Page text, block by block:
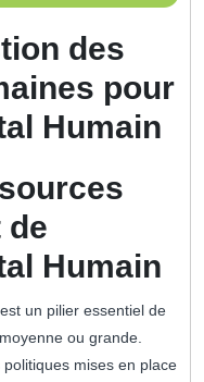
des
pour
Humain
de
Humain
un pilier essentiel de
ou grande.
politiques mises en place